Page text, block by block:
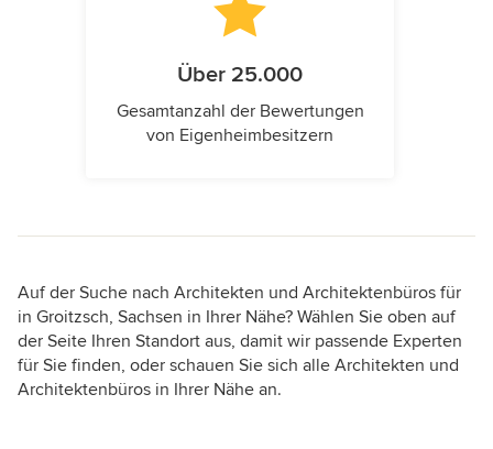
Über 25.000
Gesamtanzahl der Bewertungen
von Eigenheimbesitzern
Auf der Suche nach Architekten und Architektenbüros für
in Groitzsch, Sachsen in Ihrer Nähe? Wählen Sie oben auf
der Seite Ihren Standort aus, damit wir passende Experten
für Sie finden, oder schauen Sie sich alle Architekten und
Architektenbüros in Ihrer Nähe an.